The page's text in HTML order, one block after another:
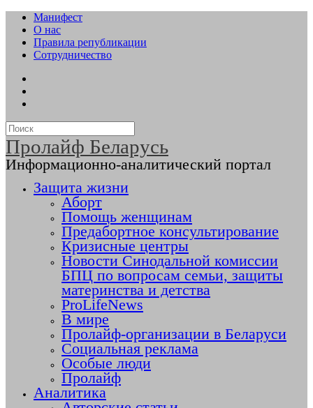
Манифест
О нас
Правила републикации
Сотрудничество
Пролайф Беларусь
Информационно-аналитический портал
Защита жизни
Аборт
Помощь женщинам
Предабортное консультирование
Кризисные центры
Новости Синодальной комиссии
БПЦ по вопросам семьи, защиты
материнства и детства
ProLifeNews
В мире
Пролайф-организации в Беларуси
Социальная реклама
Особые люди
Пролайф
Аналитика